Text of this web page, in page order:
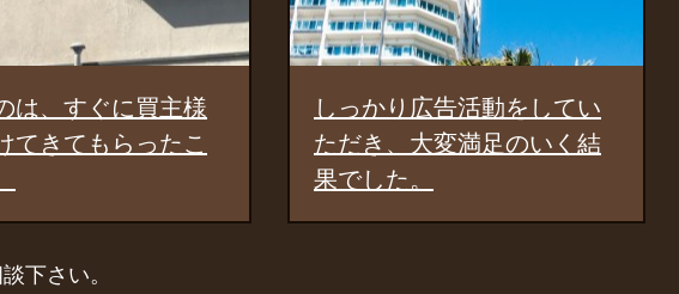
かり広告活動をしてい
き、大変満足のいく結
た。
売主に合わせた提案に満足
しています。
下さい。